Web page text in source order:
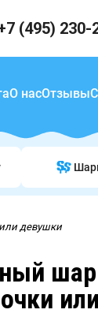
(495) 230-
О насОтзывы
девушки